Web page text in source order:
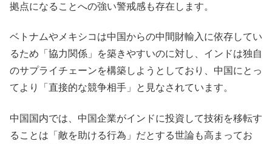
拠点になることへの強い警戒感も存在します。
ベトナムやメキシコは中国からの中間財輸入に依存してい
るため「協力関係」を築きやすいのに対し、インドは独自
のサプライチェーンを構築しようとしており、中国にとっ
てより「直接的な競争相手」と見なされています。
中国国内では、中国企業がインドに投資して技術を移転す
ることは「敵を助ける行為」だとする世論も高まってお